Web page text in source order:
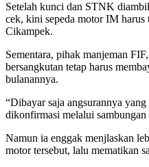
Setelah kunci dan STNK
cek, kini sepeda motor IM
Cikampek.
Sementara, pihak manjeman
bersangkutan tetap harus
bulanannya.
“Dibayar saja angsurannya
dikonfirmasi melalui
Namun ia enggak menjlaskan
motor tersebut, lalu mematikan